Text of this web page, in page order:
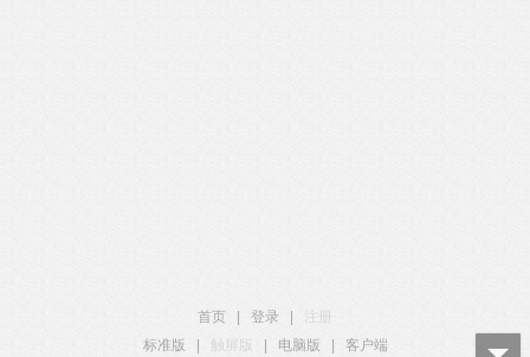
首页 登录
标准版
触屏版 电脑版 客户端